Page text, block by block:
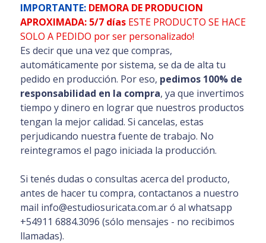
IMPORTANTE: DEMORA DE PRODUCION
APROXIMADA: 5/7 días ESTE PRODUCTO SE HACE
SOLO A PEDIDO por ser personalizado!
Es decir que una vez que compras,
automáticamente por sistema, se da de alta tu
pedido en producción. Por eso, pedimos 100% de
responsabilidad en la compra, ya que invertimos
tiempo y dinero en lograr que nuestros productos
tengan la mejor calidad. Si cancelas, estas
perjudicando nuestra fuente de trabajo. No
reintegramos el pago iniciada la producción.
Si tenés dudas o consultas acerca del producto,
antes de hacer tu compra, contactanos a nuestro
mail info@estudiosuricata.com.ar ó al whatsapp
+54911 6884.3096 (sólo mensajes - no recibimos
llamadas).